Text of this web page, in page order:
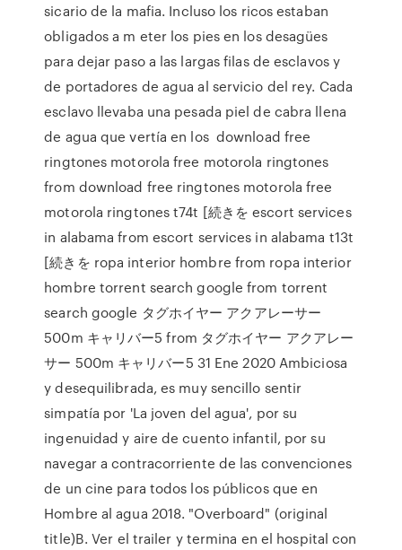
sicario de la mafia. Incluso los ricos estaban
obligados a m eter los pies en los desagües
para dejar paso a las largas filas de esclavos y
de portadores de agua al servicio del rey. Cada
esclavo llevaba una pesada piel de cabra llena
de agua que vertía en los download free
ringtones motorola free motorola ringtones
from download free ringtones motorola free
motorola ringtones t74t [続きを escort services
in alabama from escort services in alabama t13t
[続きを ropa interior hombre from ropa interior
hombre torrent search google from torrent
search google タグホイヤー アクアレーサー
500m キャリバー5 from タグホイヤー アクアレー
サー 500m キャリバー5 31 Ene 2020 Ambiciosa
y desequilibrada, es muy sencillo sentir
simpatía por 'La joven del agua', por su
ingenuidad y aire de cuento infantil, por su
navegar a contracorriente de las convenciones
de un cine para todos los públicos que en
Hombre al agua 2018. "Overboard" (original
title)B. Ver el trailer y termina en el hospital con